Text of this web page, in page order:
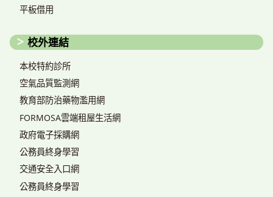
平板借用
校外連結
本校特約診所
空氣品質監測網
教育部防治藥物濫用網
FORMOSA雲端租屋生活網
政府電子採購網
公務員終身學習
交通安全入口網
公務員終身學習